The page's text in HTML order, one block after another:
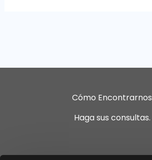
Cómo Encontrarnos
Haga sus consultas.